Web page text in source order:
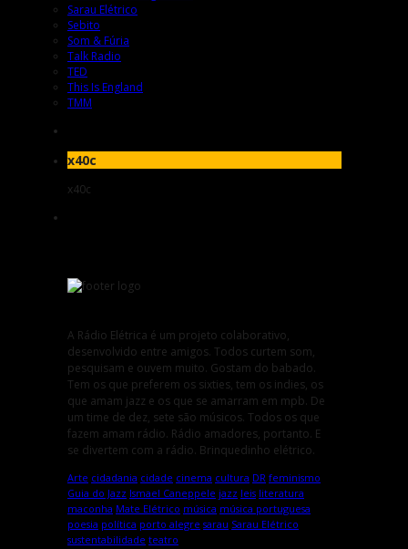
Sarau Elétrico
Sebito
Som & Fúria
Talk Radio
TED
This Is England
TMM
x40c
x40c
A Rádio Elétrica é um projeto colaborativo,
desenvolvido entre amigos. Todos curtem som,
pesquisam e ouvem muito. Gostam do babado.
Tem os que preferem os sixties, tem os indies, os
que amam jazz e os que se amarram em mpb. De
um time de dez, sete são músicos. Todos os que
fazem amam rádio. Rádio amadores, portanto. E
se divertem com a rádio. Brinquedinho elétrico.
Arte cidadania cidade cinema cultura DR feminismo
Guia do Jazz Ismael Caneppele jazz leis literatura
maconha Mate Elétrico música música portuguesa
poesia política porto alegre sarau Sarau Elétrico
sustentabilidade teatro